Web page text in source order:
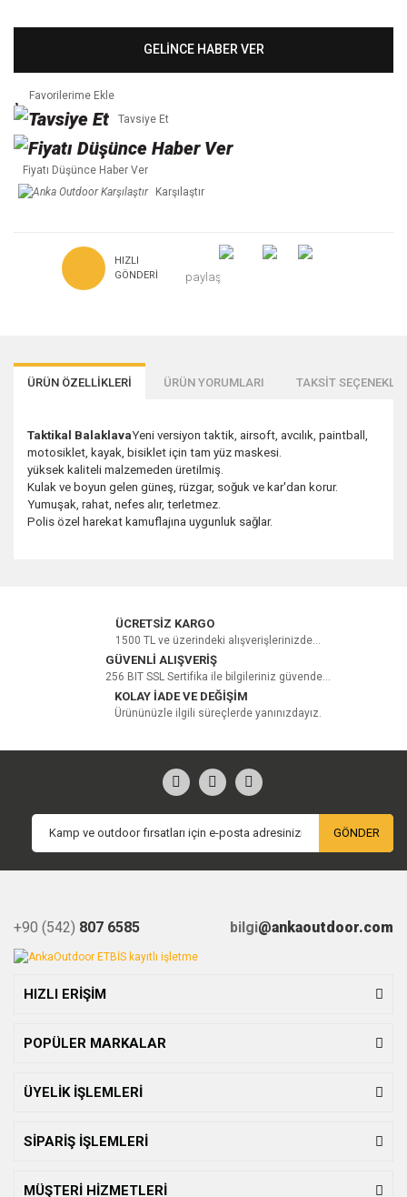
GELİNCE HABER VER
Tavsiye Et
Fiyatı Düşünce Haber Ver
Karşılaştır
HIZLI
GÖNDERI
paylaş
ÜRÜN ÖZELLİKLERİ ÜRÜN YORUMLARI TAKSİT
Taktikal BalaklavaYeni versiyon taktik, airsoft, avcılık, paintball,
motosiklet, kayak, bisiklet için tam yüz maskesi.
yüksek kaliteli malzemeden üretilmiş.
Kulak ve boyun gelen güneş, rüzgar, soğuk ve kar'dan korur.
Yumuşak, rahat, nefes alır, terletmez.
Polis özel harekat kamuflajına uygunluk sağlar.
Bu ürüne ilk yorumu siz yapın!
Yorum Yaz
ÜCRETSİZ KARGO
1500 TL ve üzerindeki alışverişlerinizde...
GÜVENLİ ALIŞVERİŞ
256 BIT SSL Sertifika ile bilgileriniz güvende...
KOLAY İADE VE DEĞİŞİM
Ürününüzle ilgili süreçlerde yanınızdayız.
GÖNDER
+90 (542) 807 6585 bilgi@ankaoutdoor.com
HIZLI ERİŞİM
POPÜLER MARKALAR
ÜYELİK İŞLEMLERİ
SİPARİŞ İŞLEMLERİ
MÜŞTERİ HİZMETLERİ